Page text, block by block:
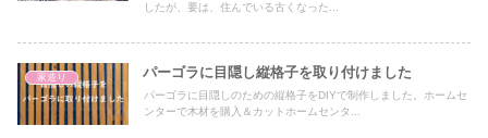
したが、要は、住んでいる古くなった...
家造り パーゴラに目隠し縦格子を取り付けました
パーゴラに目隠しのための縦格子をDIYで制作しました。ホームセ
ンターで木材を購入＆カットホームセンタ...